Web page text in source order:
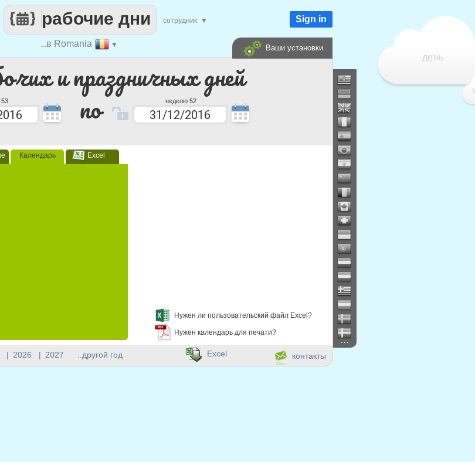
и праздничных дней
по неделю 52
Календарь Excel
Нужен ли пользовательский файл Excel?
Нужен календарь для печати?
день
..в Romania ▼
рабочие дни сотрудник ▼ Sign in
Ваши установки
| 2026 | 2027 ..другой год
...
контакты
Excel